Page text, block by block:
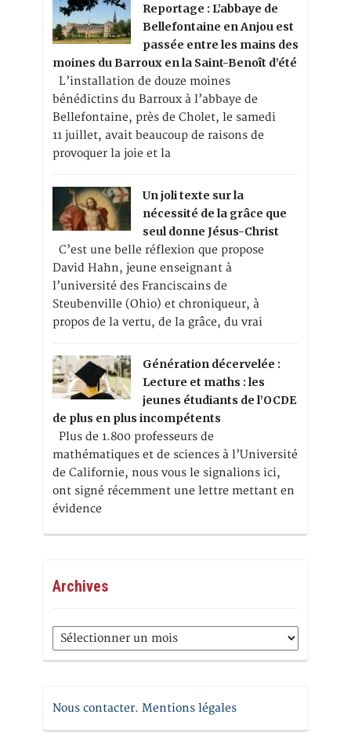
Reportage : L’abbaye de
Bellefontaine en Anjou est
passée entre les mains des
moines du Barroux en la Saint-Benoît d’été
L’installation de douze moines
bénédictins du Barroux à l’abbaye de
Bellefontaine, près de Cholet, le samedi
11 juillet, avait beaucoup de raisons de
provoquer la joie et la
Un joli texte sur la
nécessité de la grâce que
seul donne Jésus-Christ
C’est une belle réflexion que propose
David Hahn, jeune enseignant à
l’université des Franciscains de
Steubenville (Ohio) et chroniqueur, à
propos de la vertu, de la grâce, du vrai
Génération décervelée :
Lecture et maths : les
jeunes étudiants de l’OCDE
de plus en plus incompétents
Plus de 1.800 professeurs de
mathématiques et de sciences à l’Université
de Californie, nous vous le signalions ici,
ont signé récemment une lettre mettant en
évidence
Archives
Archives
Nous contacter. Mentions légales